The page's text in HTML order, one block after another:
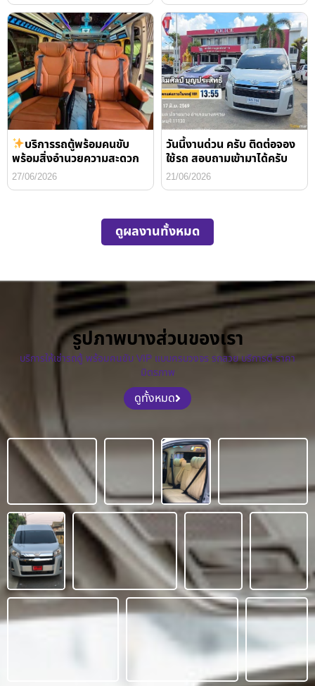
บริการรถตู้พร้อมคนขับ
พร้อมสิ่งอำนวยความสะดวก
27/06/2026
วันนี้งานด่วน ครับ ติดต่อจอง
ใช้รถ สอบถามเข้ามาได้ครับ
21/06/2026
ดูผลงานทั้งหมด
รูปภาพบางส่วนของเรา
บริการให้เช่ารถตู้ พร้อมคนขับ VIP แบบครบวงจร รถสวย บริการดี ราคา
มิตรภาพ
ดูทั้งหมด